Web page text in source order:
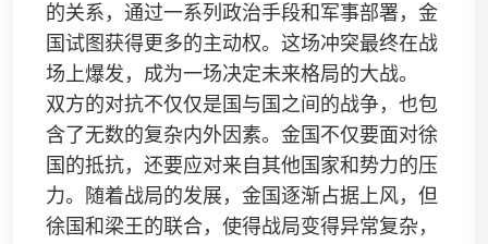
的关系，通过一系列政治手段和军事部署，金
国试图获得更多的主动权。这场冲突最终在战
场上爆发，成为一场决定未来格局的大战。
双方的对抗不仅仅是国与国之间的战争，也包
含了无数的复杂内外因素。金国不仅要面对徐
国的抵抗，还要应对来自其他国家和势力的压
力。随着战局的发展，金国逐渐占据上风，但
徐国和梁王的联合，使得战局变得异常复杂，